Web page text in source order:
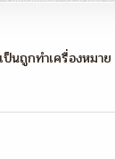
ป็นถูกทำเครื่องหมาย